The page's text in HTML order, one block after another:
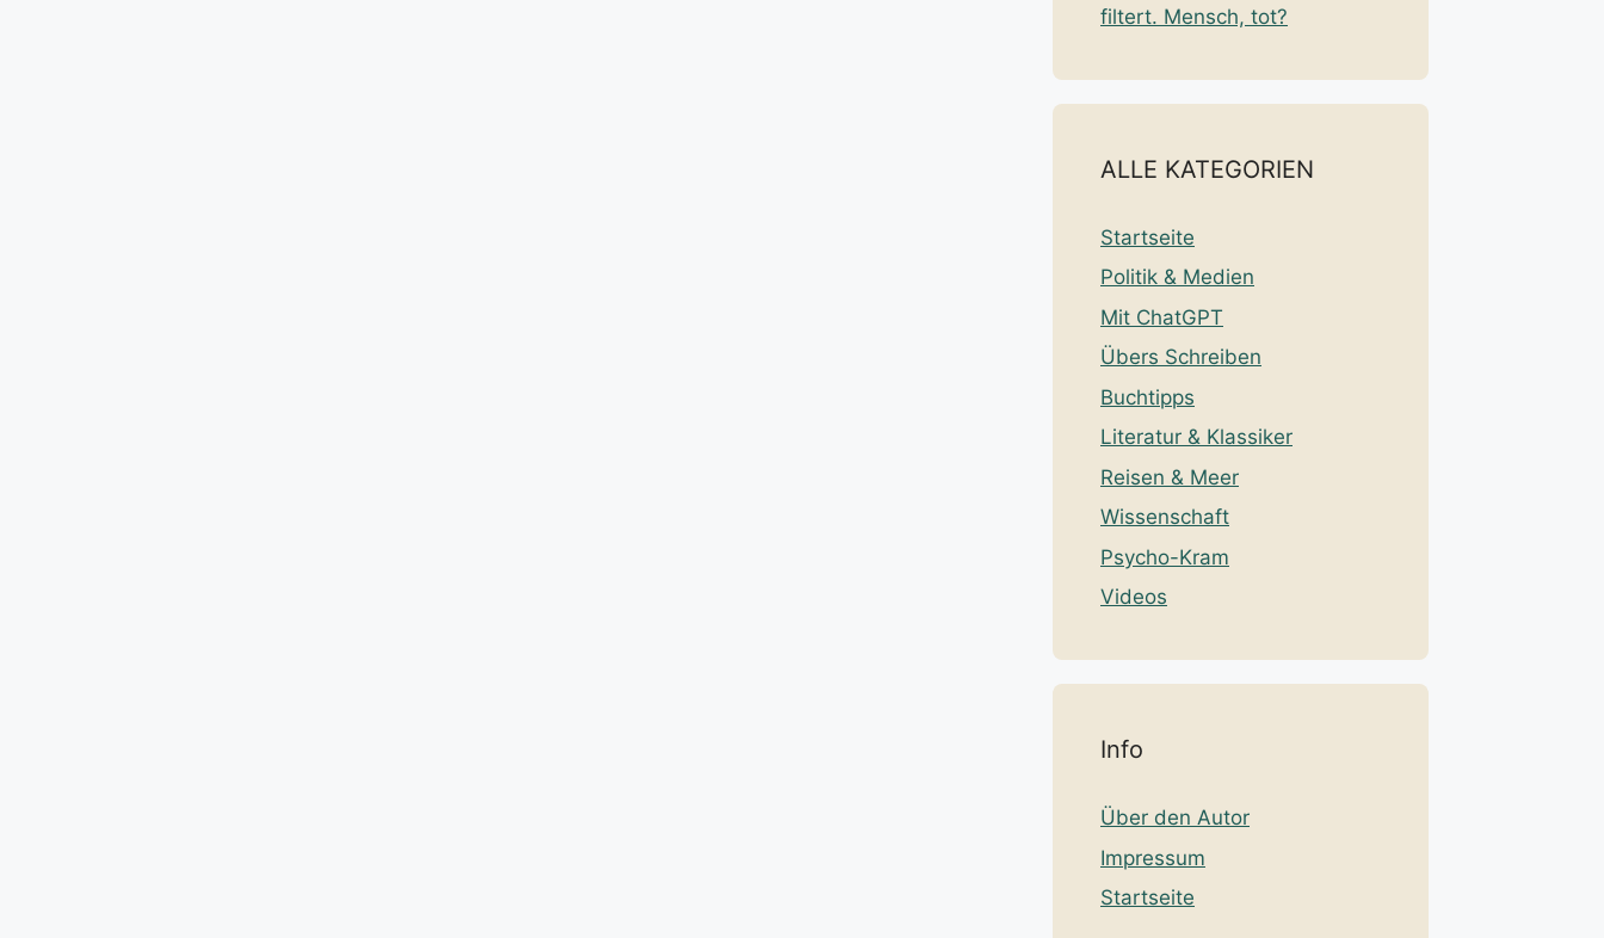
filtert. Mensch, tot?
ALLE KATEGORIEN
Startseite
Politik & Medien
Mit ChatGPT
Übers Schreiben
Buchtipps
Literatur & Klassiker
Reisen & Meer
Wissenschaft
Psycho-Kram
Videos
Info
Über den Autor
Impressum
Startseite